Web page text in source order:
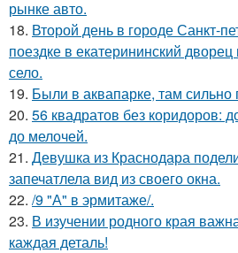
рынке авто.
18. Второй день в городе Санкт-
поездке в екатерининский
село.
19. Были в аквапарке, там сильно
20. 56 квадратов без коридоров:
до мелочей.
21. Девушка из Краснодара
запечатлела вид из своего окна.
22. /9 "А" в эрмитаже/.
23. В изучении родного края
каждая деталь!